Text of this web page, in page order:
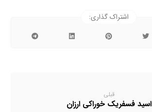
قبلی
اسید فسفریک خوراکی ارزان